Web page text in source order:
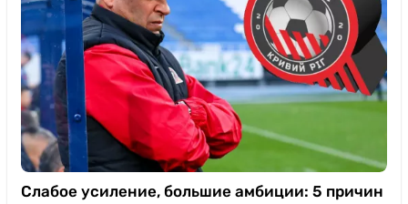
Слабое усиление, большие амбиции: 5 причин